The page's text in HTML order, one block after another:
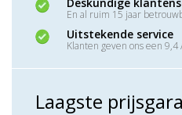
En al ruim 15 jaar
Uitstekende service
Klanten geven ons een 9,4
Laagste